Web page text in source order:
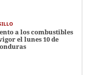
a los combustibles
el lunes 10 de